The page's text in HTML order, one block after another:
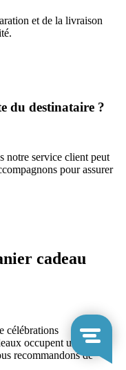
et de la livraison
du destinataire ?
notre service client peut
pour assurer
cadeau
célébrations
occupent une place
recommandons de